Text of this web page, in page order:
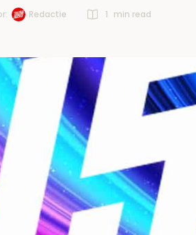
Redactie 1 min read